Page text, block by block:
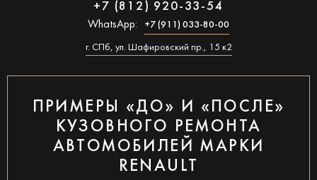
+7 (812) 920-33-54
WhatsApp: +7 (911) 033-80-00
г. СПб, ул. Шафировский пр., 15 к2
ПРИМЕРЫ «ДО» И «ПОСЛЕ»
КУЗОВНОГО РЕМОНТА
АВТОМОБИЛЕЙ МАРКИ
RENAULT